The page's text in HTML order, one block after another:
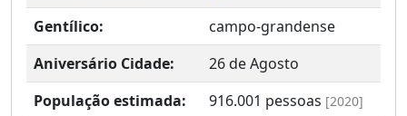
Gentílico:
campo-grandense
Aniversário Cidade:
26 de Agosto
População estimada:
916.001 pessoas [2020]